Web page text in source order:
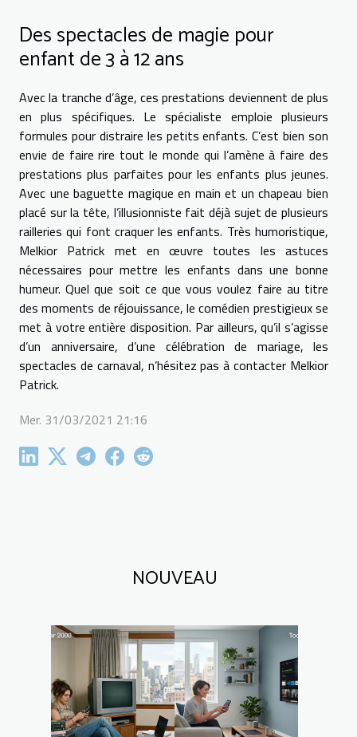
Des spectacles de magie pour
enfant de 3 à 12 ans
Avec la tranche d’âge, ces prestations deviennent de plus
en plus spécifiques. Le spécialiste emploie plusieurs
formules pour distraire les petits enfants. C’est bien son
envie de faire rire tout le monde qui l’amène à faire des
prestations plus parfaites pour les enfants plus jeunes.
Avec une baguette magique en main et un chapeau bien
placé sur la tête, l’illusionniste fait déjà sujet de plusieurs
railleries qui font craquer les enfants. Très humoristique,
Melkior Patrick met en œuvre toutes les astuces
nécessaires pour mettre les enfants dans une bonne
humeur. Quel que soit ce que vous voulez faire au titre
des moments de réjouissance, le comédien prestigieux se
met à votre entière disposition. Par ailleurs, qu’il s’agisse
d’un anniversaire, d’une célébration de mariage, les
spectacles de carnaval, n’hésitez pas à contacter Melkior
Patrick.
Mer. 31/03/2021 21:16
NOUVEAU